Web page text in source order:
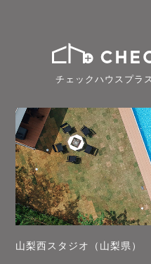
チェックハウスプラ
山梨西スタジオ（山梨県）